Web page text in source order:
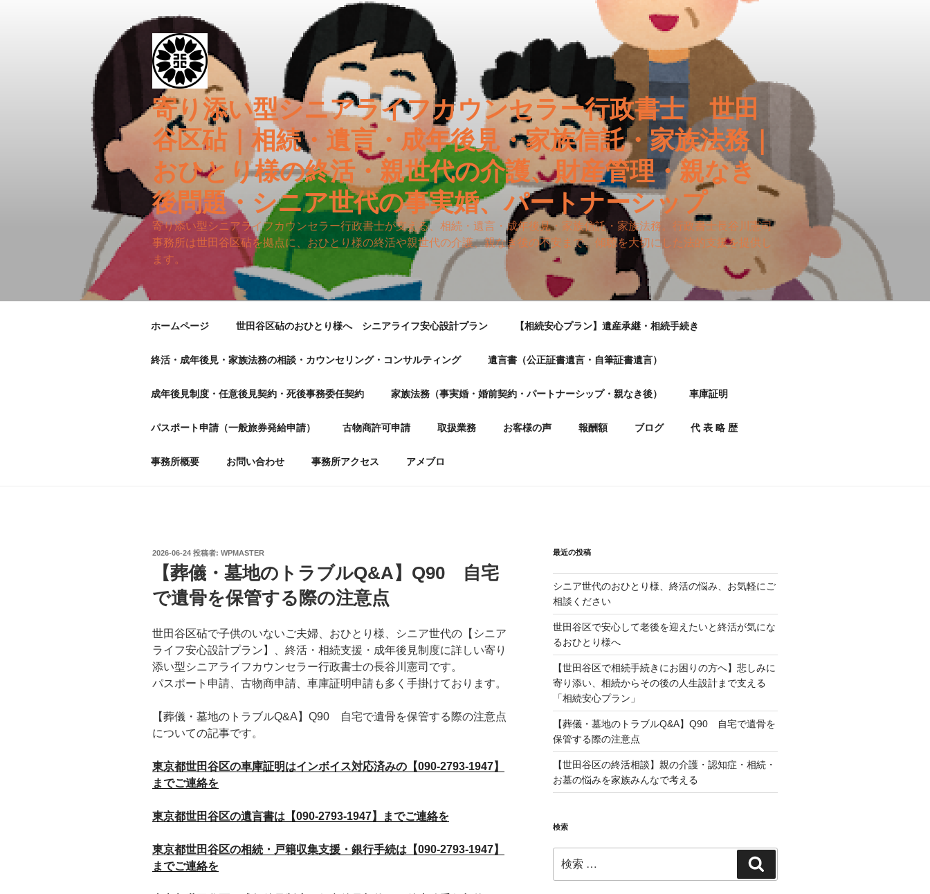
寄り添い型シニアライフカウンセラー行政書士 世田
谷区砧｜相続・遺言・成年後見・家族信託・家族法務｜
おひとり様の終活・親世代の介護、財産管理・親なき
後問題・シニア世代の事実婚、パートナーシップ
寄り添い型シニアライフカウンセラー行政書士が支える、相続・遺言・成年後見・家族信託・家族法務。行政書士長谷川憲司
事務所は世田谷区砧を拠点に、おひとり様の終活や親世代の介護、親なき後の不安まで、傾聴を大切にした法的支援を提供し
ます。
ホームページ 世田谷区砧のおひとり様へ シニアライフ安心設計プラン 【相続安心プラン】遺産承継・相続手続き
終活・成年後見・家族法務の相談・カウンセリング・コンサルティング 遺言書（公正証書遺言・自筆証書遺言）
成年後見制度・任意後見契約・死後事務委任契約 家族法務（事実婚・婚前契約・パートナーシップ・親なき後） 車庫証明
パスポート申請（一般旅券発給申請） 古物商許可申請 取扱業務 お客様の声 報酬額 ブログ 代 表 略 歴
事務所概要 お問い合わせ 事務所アクセス アメブロ
投
2026-06-24 投稿者: WPMASTER
【葬儀・墓地のトラブルQ&A】Q90 自宅
で遺骨を保管する際の注意点
世田谷区砧で子供のいないご夫婦、おひとり様、シニア世代の【シニア
ライフ安心設計プラン】、終活・相続支援・成年後見制度に詳しい寄り
添い型シニアライフカウンセラー行政書士の長谷川憲司です。
パスポート申請、古物商申請、車庫証明申請も多く手掛けております。
【葬儀・墓地のトラブルQ&A】Q90 自宅で遺骨を保管する際の注意点
についての記事です。
東京都世田谷区の車庫証明はインボイス対応済みの【090-2793-1947】
までご連絡を
東京都世田谷区の遺言書は【090-2793-1947】までご連絡を
東京都世田谷区の相続・戸籍収集支援・銀行手続は【090-2793-1947】
までご連絡を
最近の投稿
シニア世代のおひとり様、終活の悩み、お気軽にご
相談ください
世田谷区で安心して老後を迎えたいと終活が気にな
るおひとり様へ
【世田谷区で相続手続きにお困りの方へ】悲しみに
寄り添い、相続からその後の人生設計まで支える
「相続安心プラン」
【葬儀・墓地のトラブルQ&A】Q90 自宅で遺骨を
保管する際の注意点
【世田谷区の終活相談】親の介護・認知症・相続・
お墓の悩みを家族みんなで考える
検索
索:
索